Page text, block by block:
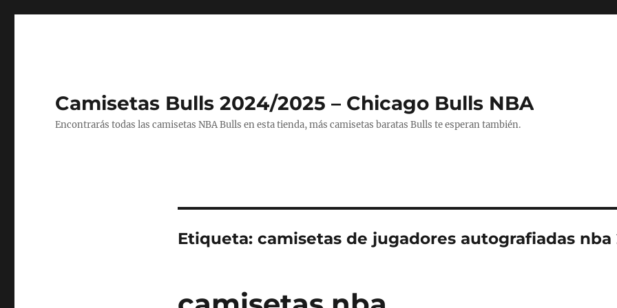
Camisetas Bulls 2024/2025 – Chicago Bulls NBA
Encontrarás todas las camisetas NBA Bulls en esta tienda, más camisetas baratas Bulls te esperan también.
Etiqueta: camisetas de jugadores autografiadas nba